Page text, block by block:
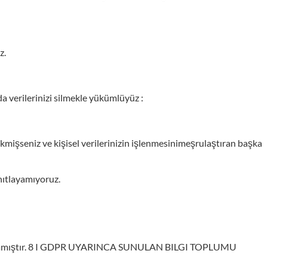
verilerinizi silmekle yükümlüyüz :
ve kişisel verilerinizin işlenmesinimeşrulaştıran başka
8 I GDPR UYARINCA SUNULAN BILGI TOPLUMU